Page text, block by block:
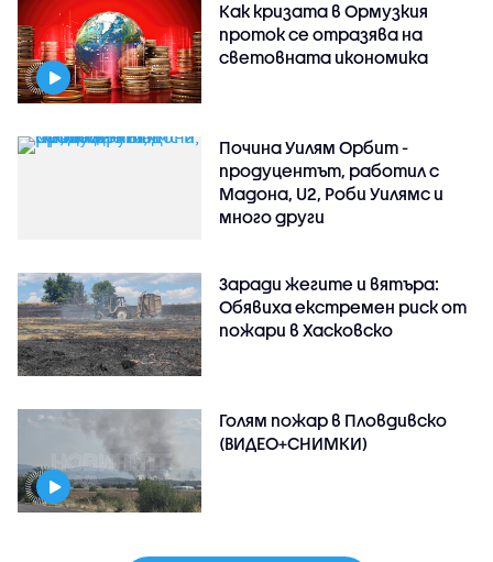
Как кризата в Ормузкия
проток се отразява на
световната икономика
Почина Уилям Орбит -
продуцентът, работил с
Мадона, U2, Роби Уилямс и
много други
Заради жегите и вятъра:
Обявиха екстремен риск от
пожари в Хасковско
Голям пожар в Пловдивско
(ВИДЕО+СНИМКИ)